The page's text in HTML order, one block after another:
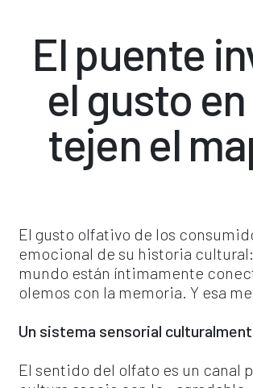
El puente
el gusto
tejen el
El gusto olfativo de los
emocional de su historia
mundo están íntimamente
olemos con la memoria. Y esa
Un sistema sensorial
El sentido del olfato es un canal